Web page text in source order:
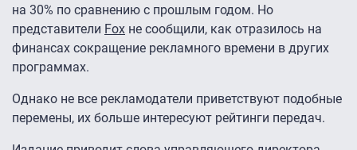
на 30% по сравнению с прошлым годом. Но
представители Fox не сообщили, как отразилось на
финансах сокращение рекламного времени в других
программах.
Однако не все рекламодатели приветствуют подобные
перемены, их больше интересуют рейтинги передач.